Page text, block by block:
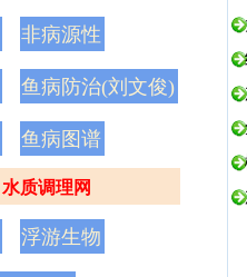
非病源性
鱼病防治(刘文俊)
鱼病图谱
水质调理网
浮游生物